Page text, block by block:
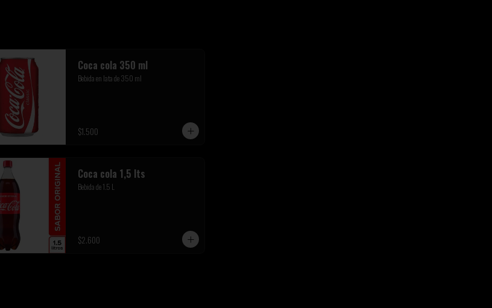
Coca cola 350 ml
Bebida en lata de 350 ml
$1.500
Coca cola 1,5 lts
Bebida de 1.5 L
$2.600